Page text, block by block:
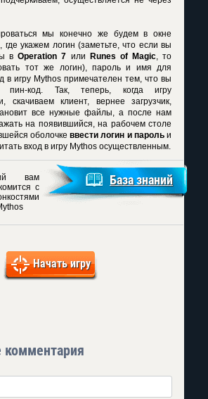
мы конечно же будем в окне
где укажем логин (заметьте, что если вы
вOperation 7 или Runes of Magic, то
тот же логин), пароль и имя для
игру Mythos примечателен тем, что вы
пин-код. Так, теперь, когда игру
скачиваем клиент, вернее загрузчик,
все нужные файлы, а после нам
на появившийся, на рабочем столе
оболочке ввести логин и парольи
вход в игру Mythos осуществленным.
вам
с
База знаний
Начать игру
комментария